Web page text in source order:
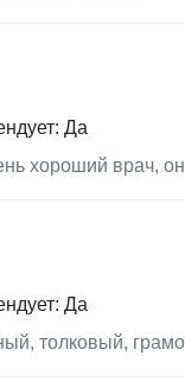
Да
хороший врач,
Да
толковый,